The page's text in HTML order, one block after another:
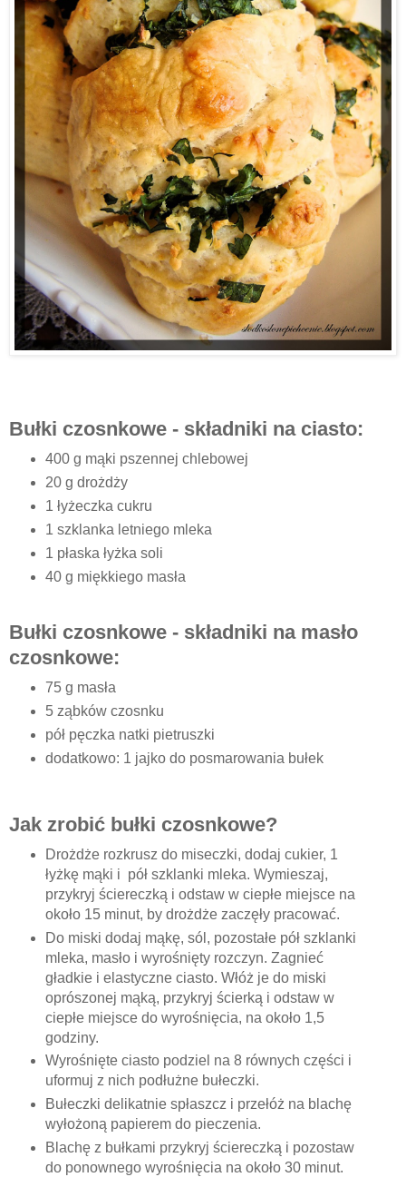
Bułki czosnkowe - składniki na ciasto:
400 g mąki pszennej chlebowej
20 g drożdży
1 łyżeczka cukru
1 szklanka letniego mleka
1 płaska łyżka soli
40 g miękkiego masła
Bułki czosnkowe - składniki na masło
czosnkowe:
75 g masła
5 ząbków czosnku
pół pęczka natki pietruszki
dodatkowo: 1 jajko do posmarowania bułek
Jak zrobić bułki czosnkowe?
Drożdże rozkrusz do miseczki, dodaj cukier, 1
łyżkę mąki i pół szklanki mleka. Wymieszaj,
przykryj ściereczką i odstaw w ciepłe miejsce na
około 15 minut, by drożdże zaczęły pracować.
Do miski dodaj mąkę, sól, pozostałe pół szklanki
mleka, masło i wyrośnięty rozczyn. Zagnieć
gładkie i elastyczne ciasto. Włóż je do miski
oprószonej mąką, przykryj ścierką i odstaw w
ciepłe miejsce do wyrośnięcia, na około 1,5
godziny.
Wyrośnięte ciasto podziel na 8 równych części i
uformuj z nich podłużne bułeczki.
Bułeczki delikatnie spłaszcz i przełóż na blachę
wyłożoną papierem do pieczenia.
Blachę z bułkami przykryj ściereczką i pozostaw
do ponownego wyrośnięcia na około 30 minut.